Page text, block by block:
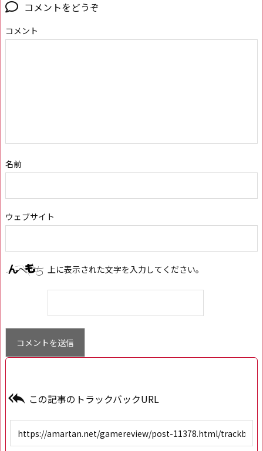
コメントをどうぞ
コメント
名前
ウェブサイト
上に表示された文字を入力してください。
 この記事のトラックバックURL